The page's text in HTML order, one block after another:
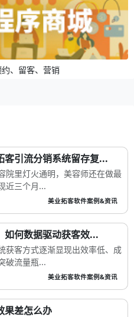
、留客、营销
客引流分销系统留存复...
院里灯火通明，美容师还在做最
近三个月...
美业拓客软件案例&资讯
如何数据驱动获客效...
获客方式逐渐显现出效率低、成
破流量瓶...
美业拓客软件案例&资讯
果差怎么办